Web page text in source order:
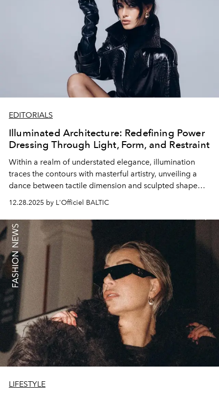
EDITORIALS
Illuminated Architecture: Redefining Power
Dressing Through Light, Form, and Restraint
Within a realm of understated elegance, illumination
traces the contours with masterful artistry, unveiling a
dance between tactile dimension and sculpted shape
lines converse with fluid movement through shadows
and highlights, embodying serene confidence where
restraint becomes the ultimate expression of power and
grace in contemporary fashion narrative.
12.28.2025 by L'Officiel BALTIC
LIFESTYLE